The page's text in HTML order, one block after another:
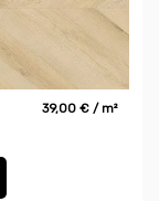
39,00 € / m²